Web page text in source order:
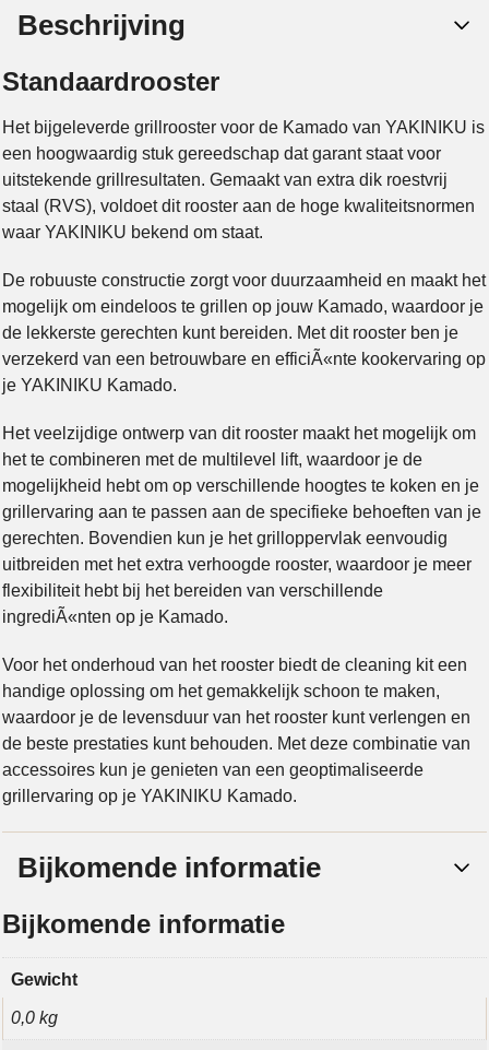
Beschrijving
Standaardrooster
Het bijgeleverde grillrooster voor de Kamado van YAKINIKU is
een hoogwaardig stuk gereedschap dat garant staat voor
uitstekende grillresultaten. Gemaakt van extra dik roestvrij
staal (RVS), voldoet dit rooster aan de hoge kwaliteitsnormen
waar YAKINIKU bekend om staat.
De robuuste constructie zorgt voor duurzaamheid en maakt het
mogelijk om eindeloos te grillen op jouw Kamado, waardoor je
de lekkerste gerechten kunt bereiden. Met dit rooster ben je
verzekerd van een betrouwbare en efficiÃ«nte kookervaring op
je YAKINIKU Kamado.
Het veelzijdige ontwerp van dit rooster maakt het mogelijk om
het te combineren met de multilevel lift, waardoor je de
mogelijkheid hebt om op verschillende hoogtes te koken en je
grillervaring aan te passen aan de specifieke behoeften van je
gerechten. Bovendien kun je het grilloppervlak eenvoudig
uitbreiden met het extra verhoogde rooster, waardoor je meer
flexibiliteit hebt bij het bereiden van verschillende
ingrediÃ«nten op je Kamado.
Voor het onderhoud van het rooster biedt de cleaning kit een
handige oplossing om het gemakkelijk schoon te maken,
waardoor je de levensduur van het rooster kunt verlengen en
de beste prestaties kunt behouden. Met deze combinatie van
accessoires kun je genieten van een geoptimaliseerde
grillervaring op je YAKINIKU Kamado.
Bijkomende informatie
Bijkomende informatie
Gewicht
0,0 kg